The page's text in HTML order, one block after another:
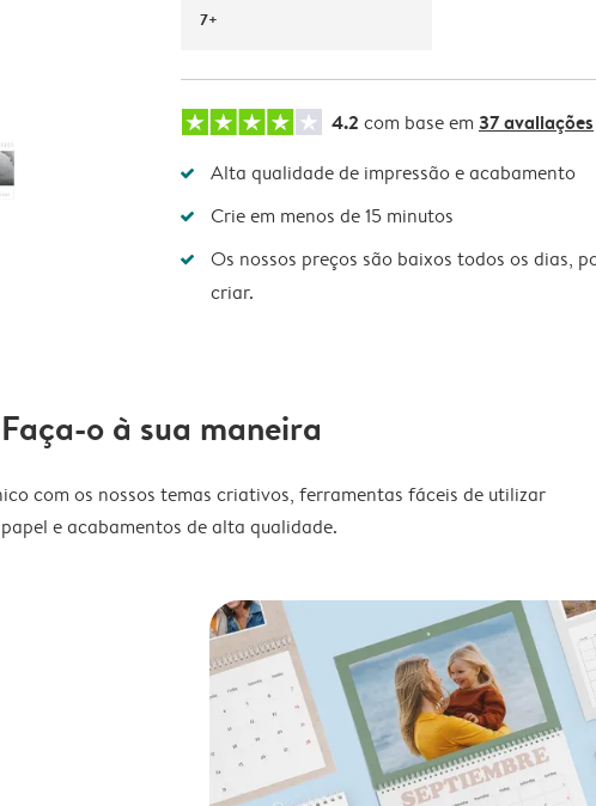
7+
4.2 com base em 37 avaliações
Alta qualidade de impressão e acabamento
Crie em menos de 15 minutos
Os nossos preços são baixos todos os dias,
criar.
Faça-o à sua maneira
com os nossos temas criativos, ferramentas fáceis de utilizar
e acabamentos de alta qualidade.